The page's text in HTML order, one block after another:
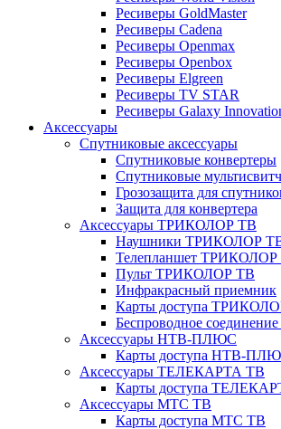
Ресиверы GoldMaster
Ресиверы Cadena
Ресиверы Openmax
Ресиверы Openbox
Ресиверы Elgreen
Ресиверы TV STAR
Ресиверы Galaxy
Аксессуары
Спутниковые аксессуары
Спутниковые конвертеры
Спутниковые
Грозозащита для
Защита для конвертера
Аксессуары ТРИКОЛОР ТВ
Наушники ТРИКОЛОР
Телепланшет ТРИКОЛОР
Пульт ТРИКОЛОР ТВ
Инфракрасный приемник
Карты доступа
Беспроводное
Аксессуары НТВ-ПЛЮС
Карты доступа НТВ-
Аксессуары ТЕЛЕКАРТА ТВ
Карты доступа
Аксессуары МТС ТВ
Карты доступа МТС ТВ